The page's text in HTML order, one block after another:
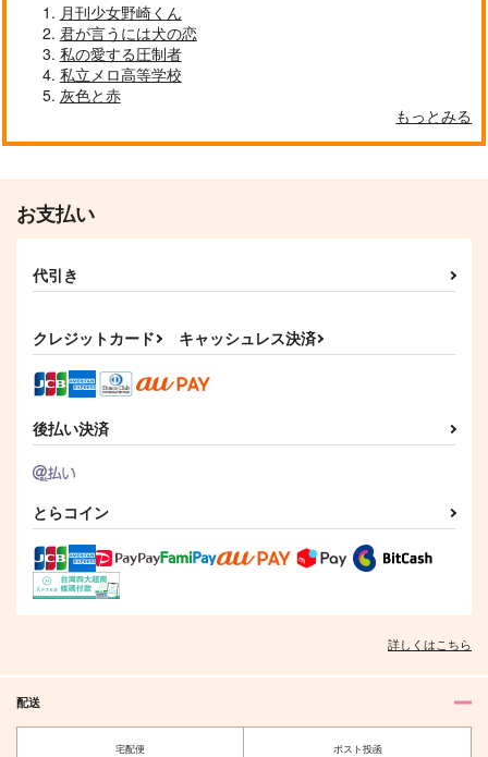
月刊少女野崎くん
君が言うには犬の恋
私の愛する圧制者
私立メロ高等学校
灰色と赤
もっとみる
お支払い
代引き
クレジットカード キャッシュレス決済
後払い決済
とらコイン
詳しくはこちら
配送
宅配便 ポスト投函